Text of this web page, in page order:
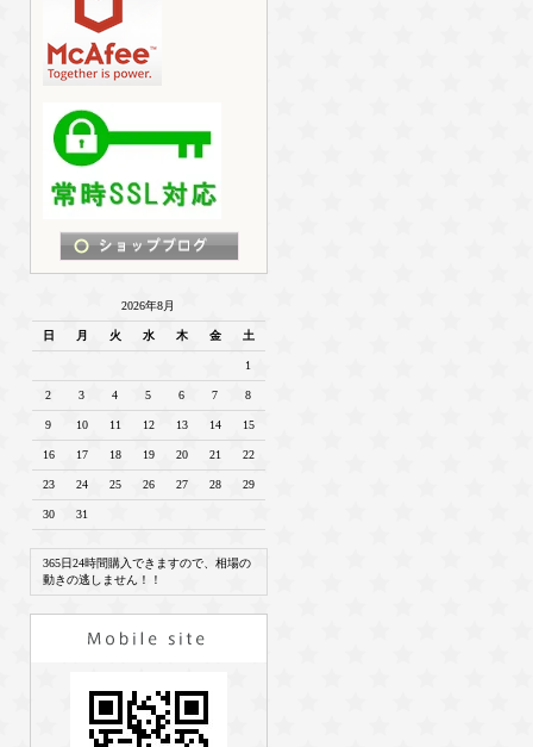
2026年8月
日 月 火 水 木 金 土
1
2 3 4 5 6 7 8
9 10 11 12 13 14 15
16 17 18 19 20 21 22
23 24 25 26 27 28 29
30 31
365日24時間購入できますので、相場の
動きの逃しません！！